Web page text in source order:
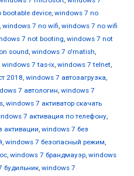
device, windows 7 no
, windows 7 no wifi, windows 7 no wifi
7 not booting, windows 7 not
sound, windows 7 o'rnatish,
windows 7 tas-ix, windows 7 telnet,
2018, windows 7 автозагрузка,
7 автологин, windows 7
, windows 7 активатор скачать
7 активация по телефону,
активации, windows 7 без
, windows 7 безопасный режим,
, windows 7 брандмауэр, windows
будильник, windows 7